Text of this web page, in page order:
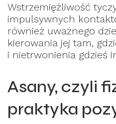
Wstrzemięźliwość
impulsywnych
również uważnego
kierowania jej tam,
i nietrwonienia gdzieś
Asany, czyli
praktyka